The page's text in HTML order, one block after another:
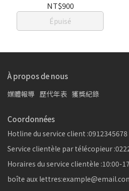
NT$900
Épuisé
À propos de nous
媒體報導 歷代年表 獲獎紀錄
Coordonnées
Hotline du service client :0912345678
Service clientèle par télécopieur
Horaires du service clientèle :10:00-
boîte aux